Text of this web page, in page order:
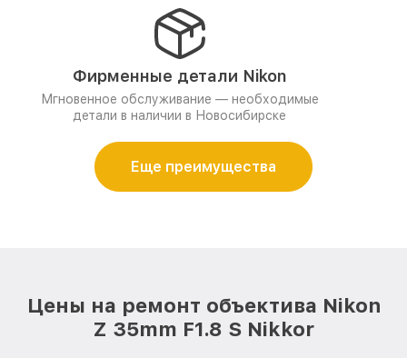
Фирменные детали Nikon
Мгновенное обслуживание — необходимые
детали в наличии в Новосибирске
Еще преимущества
Цены на ремонт объектива Nikon
Z 35mm F1.8 S Nikkor